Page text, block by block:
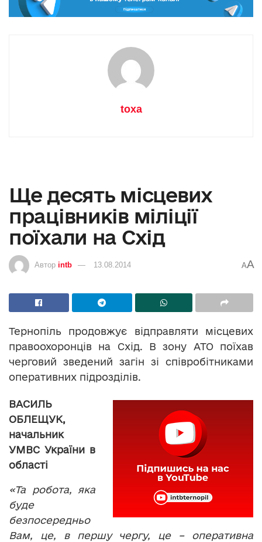
toxa
Ще десять місцевих
працівників міліції
поїхали на Схід
Автор intb 13.08.2014 AA
Тернопіль продовжує відправляти місцевих
правоохоронців на Схід. В зону АТО поїхав
черговий зведений загін зі співробітниками
оперативних підрозділів.
ВАСИЛЬ
ОБЛЕЩУК,
начальник
УМВС України в
області
«Та робота, яка
буде
безпосередньо
Вам, це, в першу чергу, це – оперативна